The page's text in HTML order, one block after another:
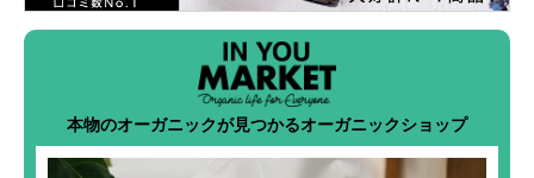
本物のオーガニックが見つかるオーガニックショップ